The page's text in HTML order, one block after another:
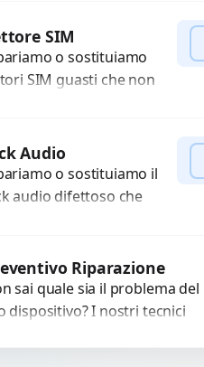
con
SIM
o sostituiamo
SIM guasti che non
ricambi testati
Audio
o sostituiamo il
audio difettoso che
cuffie e
PreventivoRiparazione
sai quale sia il problema del
dispositivo? I nostri tecnici